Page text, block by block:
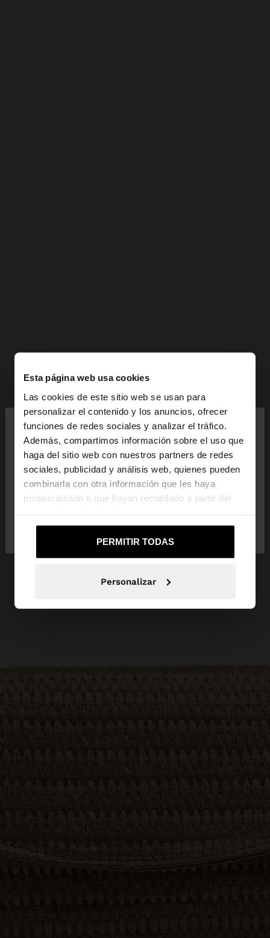
Esta página web usa cookies
Las cookies de este sitio web se usan para
personalizar el contenido y los anuncios, ofrecer
funciones de redes sociales y analizar el tráfico.
Además, compartimos información sobre el uso que
haga del sitio web con nuestros partners de redes
sociales, publicidad y análisis web, quienes pueden
combinarla con otra información que les haya
proporcionado o que hayan recopilado a partir del
PERMITIR TODAS
Personalizar
hola
Estás accediendo a la web de España. ¿Quieres ir a
la web de United States?